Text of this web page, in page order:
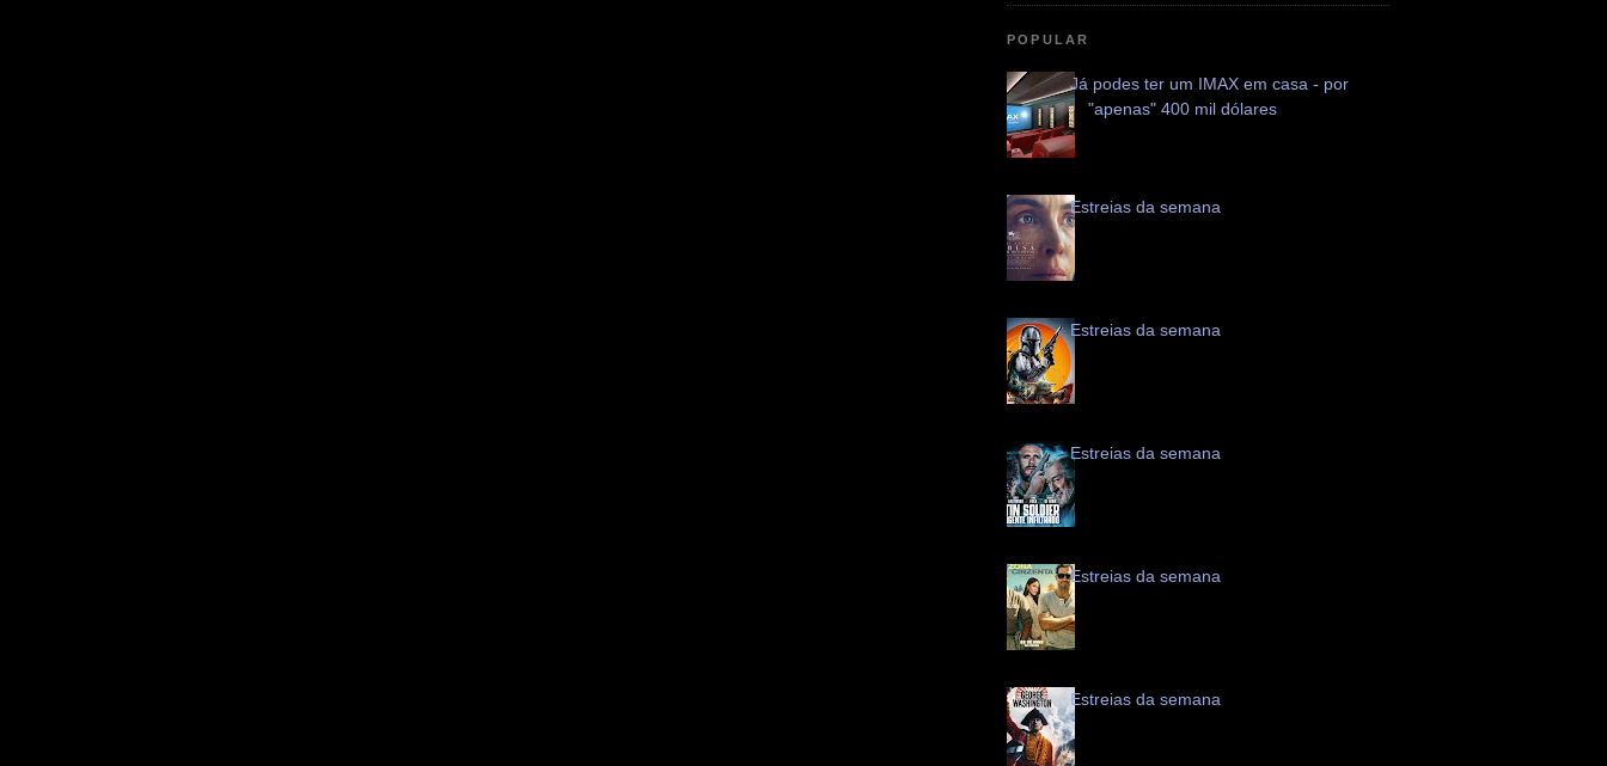
POPULAR
Já podes ter um IMAX em casa - por
"apenas" 400 mil dólares
Estreias da semana
Estreias da semana
Estreias da semana
Estreias da semana
Estreias da semana